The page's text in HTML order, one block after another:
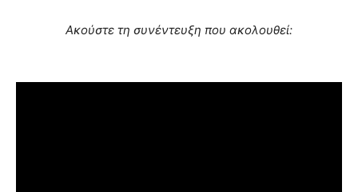
Ακούστε τη συνέντευξη που ακολουθεί: